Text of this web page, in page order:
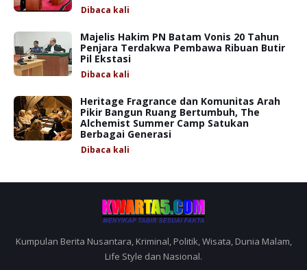
Dibaca kali
Majelis Hakim PN Batam Vonis 20 Tahun
Penjara Terdakwa Pembawa Ribuan Butir
Pil Ekstasi
Dibaca kali
Heritage Fragrance dan Komunitas Arah
Pikir Bangun Ruang Bertumbuh, The
Alchemist Summer Camp Satukan
Berbagai Generasi
Dibaca kali
Kumpulan Berita Nusantara, Kriminal, Politik, Wisata, Dunia Malam,
Life Style dan Nasional.